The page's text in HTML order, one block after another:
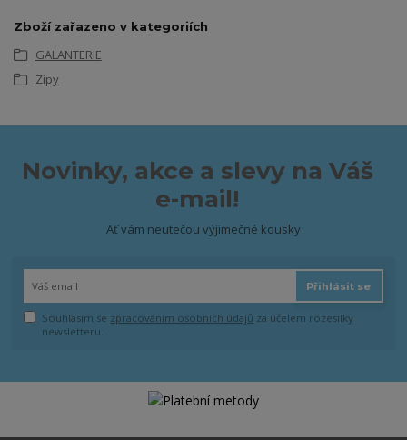
Zboží zařazeno v kategoriích
GALANTERIE
Zipy
Novinky, akce a slevy na Váš
e-mail!
Ať vám neutečou výjimečné kousky
Přihlásit se
Souhlasím se zpracováním osobních údajů za účelem rozesílky
newsletteru.